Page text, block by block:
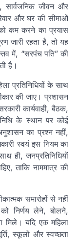
सार्वजनिक जीवन और
और घर की सीमाओं
कम करने का प्रयास
जारी रहता है, तो यह
में, “सरपंच पति” की
है।
प्रतिनिधियों के साथ
की जाए। प्रशासन
कार्यवाही, बैठक,
के स्थान पर कोई
का प्रश्न नहीं,
स्वयं इस नियम का
ही, जनप्रतिनिधियों
ताकि नाममात्र की
समारोहों से नहीं
निर्णय लेने, बोलने,
यदि एक महिला
स्कूलों और स्वच्छता